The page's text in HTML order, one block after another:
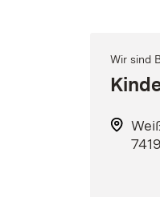
Wir sind